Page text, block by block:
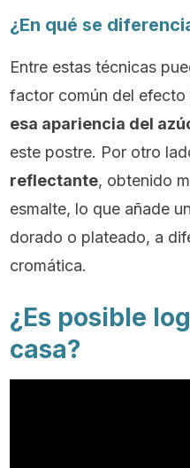
¿En qué se
Entre estas técnicas
factor común del efecto
esa apariencia del
este postre. Por otro
reflectante, obtenido
esmalte, lo que añade
dorado o plateado, a
cromática.
¿Es posible
casa?